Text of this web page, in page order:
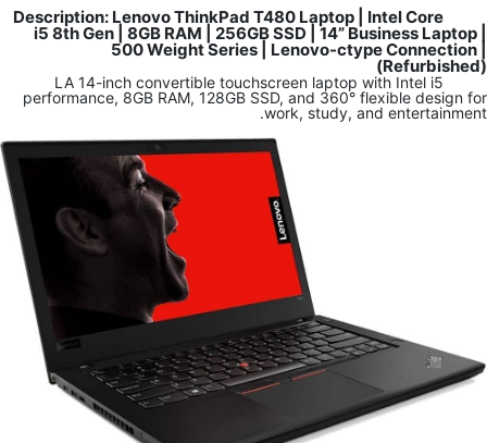
Description: Lenovo ThinkPad T480 Laptop | Intel Core
i5 8th Gen | 8GB RAM | 256GB SSD | 14” Business Laptop |
500 Weight Series | Lenovo-ctype Connection |
(Refurbished)
LA 14-inch convertible touchscreen laptop with Intel i5
performance, 8GB RAM, 128GB SSD, and 360° flexible design for
work, study, and entertainment.